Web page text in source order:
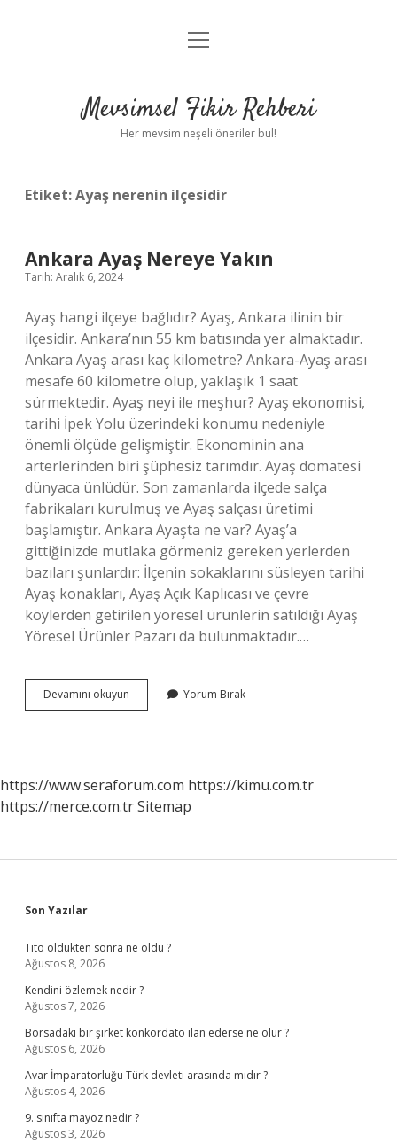
Anasayfa
Yasal Uyarı
menüyü
Mevsimsel Fikir Rehberi
Her mevsim neşeli öneriler bul!
Etiket:Ayaş nerenin ilçesidir
Ankara Ayaş Nereye Yakın
Tarih: Aralık 6, 2024
Ayaş hangi ilçeye bağlıdır? Ayaş, Ankara ilinin bir
ilçesidir. Ankara’nın 55 km batısında yer almaktadır.
Ankara Ayaş arası kaç kilometre? Ankara-Ayaş arası
mesafe 60 kilometre olup, yaklaşık 1 saat
sürmektedir. Ayaş neyi ile meşhur? Ayaş ekonomisi,
tarihi İpek Yolu üzerindeki konumu nedeniyle
önemli ölçüde gelişmiştir. Ekonominin ana
arterlerinden biri şüphesiz tarımdır. Ayaş domatesi
dünyaca ünlüdür. Son zamanlarda ilçede salça
fabrikaları kurulmuş ve Ayaş salçası üretimi
başlamıştır. Ankara Ayaşta ne var? Ayaş’a
gittiğinizde mutlaka görmeniz gereken yerlerden
bazıları şunlardır: İlçenin sokaklarını süsleyen tarihi
Ayaş konakları, Ayaş Açık Kaplıcası ve çevre
köylerden getirilen yöresel ürünlerin satıldığı Ayaş
Yöresel Ürünler Pazarı da bulunmaktadır.…
Devamını okuyun
Ayaş
Yorum Bırak
https://www.seraforum.com https://kimu.com.tr
https://merce.com.trSitemap
Sidebar
Son Yazılar
Tito öldükten sonra ne oldu ?
Ağustos 8, 2026
Kendini özlemek nedir ?
Ağustos 7, 2026
Borsadaki bir şirket konkordato ilan ederse ne olur ?
Ağustos 6, 2026
Avar İmparatorluğu Türk devleti arasında mıdır ?
Ağustos 4, 2026
9. sınıfta mayoz nedir ?
Ağustos 3, 2026